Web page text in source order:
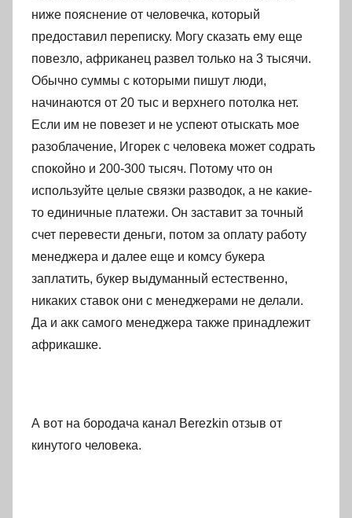
ниже пояснение от человечка, который
предоставил переписку. Могу сказать ему еще
повезло, африканец развел только на 3 тысячи.
Обычно суммы с которыми пишут люди,
начинаются от 20 тыс и верхнего потолка нет.
Если им не повезет и не успеют отыскать мое
разоблачение, Игорек с человека может содрать
спокойно и 200-300 тысяч. Потому что он
используйте целые связки разводок, а не какие-
то единичные платежи. Он заставит за точный
счет перевести деньги, потом за оплату работу
менеджера и далее еще и комсу букера
заплатить, букер выдуманный естественно,
никаких ставок они с менеджерами не делали.
Да и акк самого менеджера также принадлежит
африкашке.
А вот на бородача канал Berezkin отзыв от
кинутого человека.